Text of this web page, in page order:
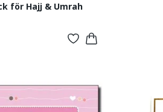
för Hajj & Umrah